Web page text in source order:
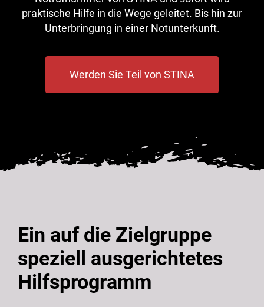
praktische Hilfe in die Wege geleitet. Bis hin zur
Unterbringung in einer Notunterkunft.
Werden Sie Teil von STINA
Ein auf die Zielgruppe
speziell ausgerichtetes
Hilfsprogramm